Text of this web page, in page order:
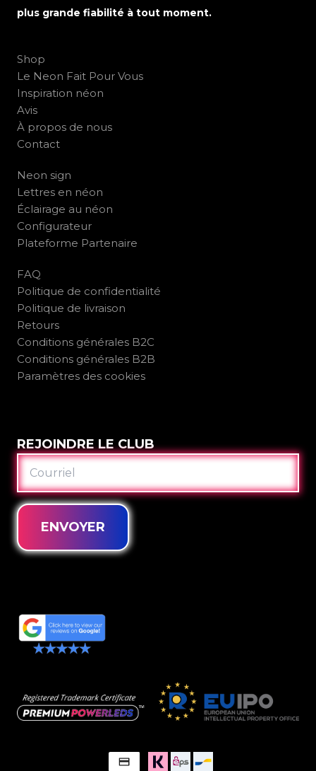
plus grande fiabilité à tout moment.
Shop
Le Neon Fait Pour Vous
Inspiration néon
Avis
À propos de nous
Contact
Neon sign
Lettres en néon
Éclairage au néon
Configurateur
Plateforme Partenaire
FAQ
Politique de confidentialité
Politique de livraison
Retours
Conditions générales B2C
Conditions générales B2B
Paramètres des cookies
REJOINDRE LE CLUB
COURRIEL
ENVOYER